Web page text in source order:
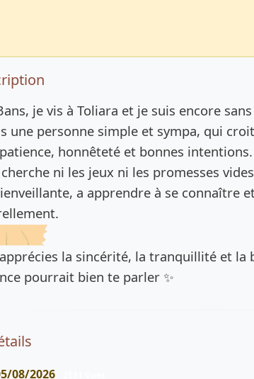
de l’annonce
je vis à Toliara et je suis encore
une personne simple et sympa, qui
honnêteté et bonnes intentions.
cherche ni les jeux ni les promesses
a apprendre à se connaître
la sincérité, la tranquillité et la
pourrait bien te parler ✨
08/2026